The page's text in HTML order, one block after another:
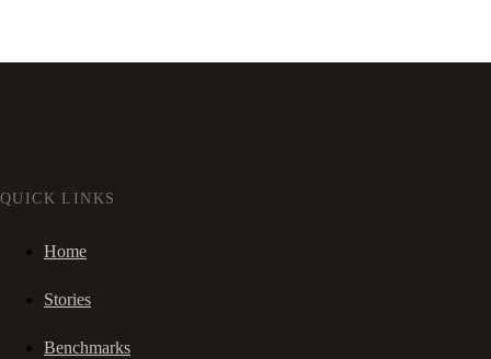
QUICK LINKS
Home
Stories
Benchmarks